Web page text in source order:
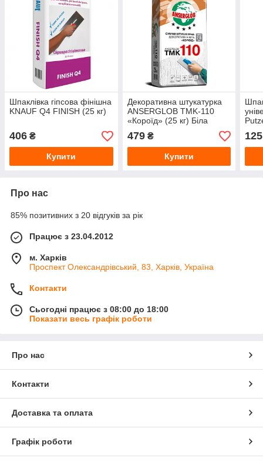
Шпаклівка гіпсова фінішна
KNAUF Q4 FINISH (25 кг)
406 ₴
Купити
Декоративна штукатурка
ANSERGLOB TMK-110
«Короїд» (25 кг) Біла
479₴
Купити
125
Про нас
85% позитивних з 20 відгуків за рік
Працює з 23.04.2012
м. Харків
Проспект Олександрівський, 83, Харків, Україна
Контакти
Сьогодні працює з 08:00 до 18:00
Показати весь графік роботи
Про нас
Контакти
Доставка та оплата
Графік роботи